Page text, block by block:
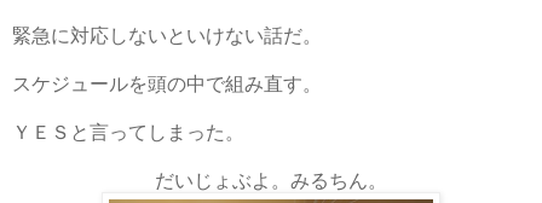
緊急に対応しないといけない話だ。
スケジュールを頭の中で組み直す。
ＹＥＳと言ってしまった。
だいじょぶよ。みるちん。